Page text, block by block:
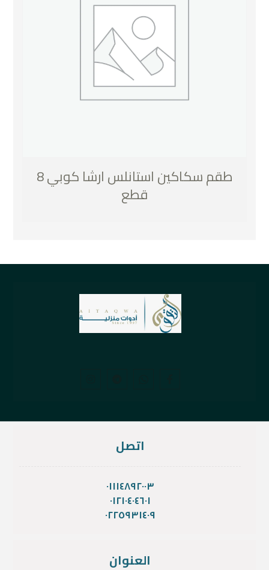
طقم سكاكين استانلس ارشا كوبي 8
قطع
اتصل
٠١١١٤٨٩٢٠٠٣
٠١٢١٠٤٠٤٦٠١
٠٢٢٥٩٣١٤٠٩
العنوان